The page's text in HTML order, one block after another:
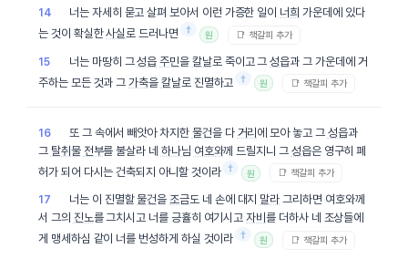
14 너는 자세히 묻고 살펴 보아서 이런 가증한 일이 너희 가운데에 있다
는 것이 확실한사실로 드러나면 † 원 📑 책갈피 추가
15 너는 마땅히 그성읍 주민을 칼날로 죽이고 그성읍과 그 가운데에 거
주하는 모든 것과 그가축을 칼날로 진멸하고 † 원 📑 책갈피 추가
16 또 그 속에서 빼앗아 차지한 물건을 다 거리 에 모아 놓고 그 성읍과
그 탈취물 전부를 불살라 네 하나님 여호와께 드릴지니 그 성읍은 영구히 폐
허가 되어 다시는 건축되지 아니할 것이라 † 원 📑 책갈피 추가
17 너는 이 진멸할물건을조금도 네 손에 대지 말라 그리하면 여호와께
서 그의 진노를 그치시고 너를 긍휼히 여기시고자비를 더하사 네 조상들에
게 맹세하심 같이 너를 번성하게 하실 것이라 † 원 📑 책갈피 추가